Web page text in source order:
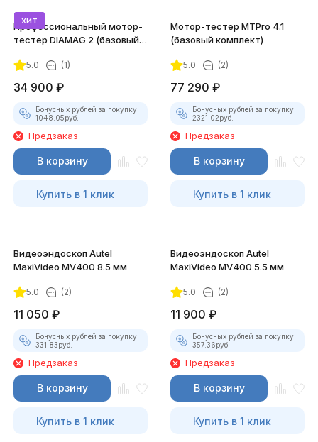
хит
Профессиональный мотор-
тестер DIAMAG 2 (базовый
5.0 (1)
34 900 ₽
Бонусных рублей за покупку:
1048.05руб.
Предзаказ
В корзину
Купить в 1 клик
Мотор-тестер MTPro 4.1
(базовый комплект)
5.0 (2)
77 290 ₽
Бонусных рублей за покупку:
2321.02руб.
Предзаказ
В корзину
Купить в 1 клик
Видеоэндоскоп Autel
MaxiVideo MV400 8.5 мм
5.0 (2)
11 050 ₽
Бонусных рублей за покупку:
331.83руб.
Предзаказ
В корзину
Купить в 1 клик
Видеоэндоскоп Autel
MaxiVideo MV400 5.5 мм
5.0 (2)
11 900 ₽
Бонусных рублей за покупку:
357.36руб.
Предзаказ
В корзину
Купить в 1 клик